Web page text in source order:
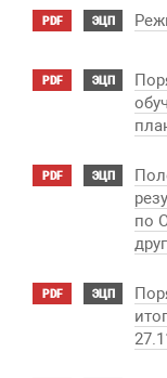
PDF ЭЦП
PDF ЭЦП
PDF ЭЦП
по
PDF ЭЦП